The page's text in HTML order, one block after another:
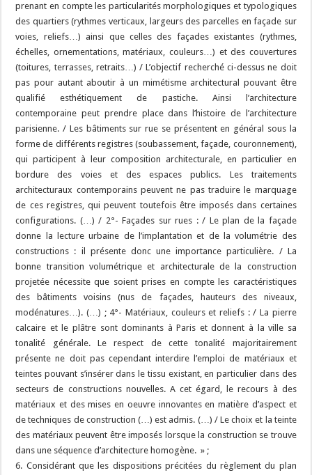
prenant en compte les particularités morphologiques et typologiques
des quartiers (rythmes verticaux, largeurs des parcelles en façade sur
voies, reliefs…) ainsi que celles des façades existantes (rythmes,
échelles, ornementations, matériaux, couleurs…) et des couvertures
(toitures, terrasses, retraits…) / L’objectif recherché ci-dessus ne doit
pas pour autant aboutir à un mimétisme architectural pouvant être
qualifié esthétiquement de pastiche. Ainsi l’architecture
contemporaine peut prendre place dans l’histoire de l’architecture
parisienne. / Les bâtiments sur rue se présentent en général sous la
forme de différents registres (soubassement, façade, couronnement),
qui participent à leur composition architecturale, en particulier en
bordure des voies et des espaces publics. Les traitements
architecturaux contemporains peuvent ne pas traduire le marquage
de ces registres, qui peuvent toutefois être imposés dans certaines
configurations. (…) / 2°- Façades sur rues : / Le plan de la façade
donne la lecture urbaine de l’implantation et de la volumétrie des
constructions : il présente donc une importance particulière. / La
bonne transition volumétrique et architecturale de la construction
projetée nécessite que soient prises en compte les caractéristiques
des bâtiments voisins (nus de façades, hauteurs des niveaux,
modénatures…). (…) ; 4°- Matériaux, couleurs et reliefs : / La pierre
calcaire et le plâtre sont dominants à Paris et donnent à la ville sa
tonalité générale. Le respect de cette tonalité majoritairement
présente ne doit pas cependant interdire l’emploi de matériaux et
teintes pouvant s’insérer dans le tissu existant, en particulier dans des
secteurs de constructions nouvelles. A cet égard, le recours à des
matériaux et des mises en oeuvre innovantes en matière d’aspect et
de techniques de construction (…) est admis. (…) / Le choix et la teinte
des matériaux peuvent être imposés lorsque la construction se trouve
dans une séquence d’architecture homogène. » ;
6. Considérant que les dispositions précitées du règlement du plan